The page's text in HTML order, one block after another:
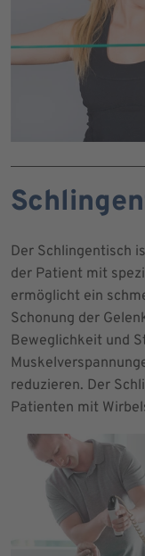
Der Schlingentisch
der Patient mit
ermöglicht ein
Schonung der
Beweglichkeit und
reduzieren. Der
Patienten mit